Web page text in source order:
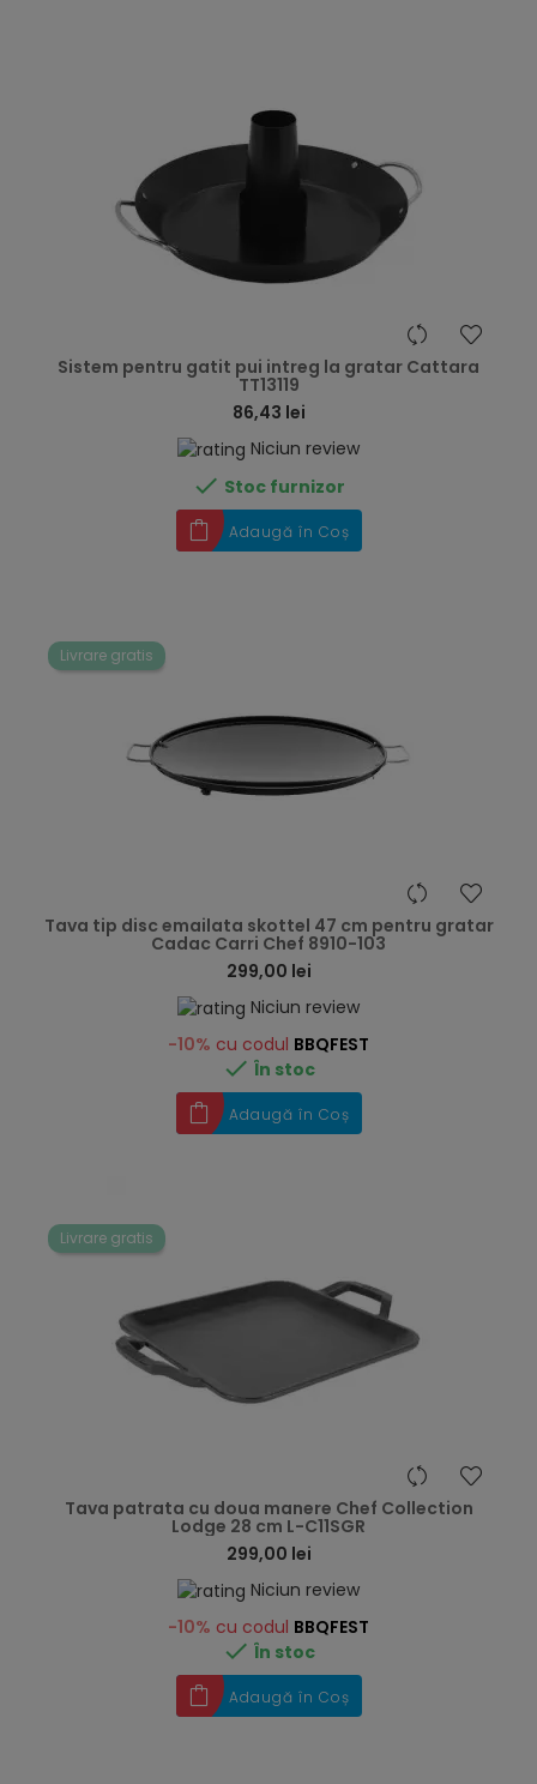
Sistem pentru gatit pui intreg la gratar Cattara
TT13119
86,43 lei
Niciun review
 Stoc furnizor
Adaugă în Coș
Livrare gratis
Tava tip disc emailata skottel 47 cm pentru gratar
Cadac Carri Chef 8910-103
299,00 lei
Niciun review
-10% cu codul BBQFEST
 În stoc
Adaugă în Coș
Livrare gratis
Tava patrata cu doua manere Chef Collection
Lodge 28 cm L-C11SGR
299,00 lei
Niciun review
-10% cu codul BBQFEST
 În stoc
Adaugă în Coș